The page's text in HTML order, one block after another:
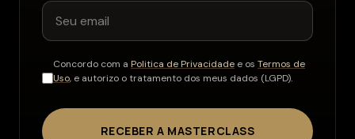
Concordo com a Politica de Privacidade e os Termos de
Uso, e autorizo o tratamento dos meus dados (LGPD).
RECEBER A MASTERCLASS